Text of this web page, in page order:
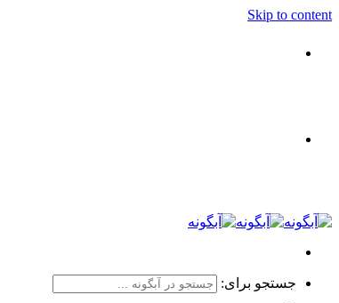
Skip to content
جستجو برای: